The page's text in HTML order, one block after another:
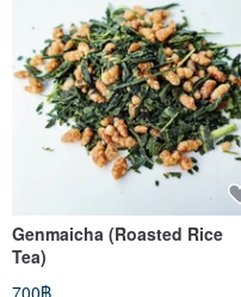
Genmaicha (Roasted Rice
Tea)
700฿